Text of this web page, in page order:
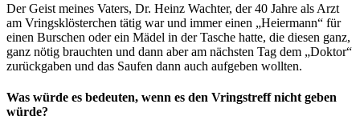
Der Geist meines Vaters, Dr. Heinz Wachter, der 40 Jahre als Arzt
am Vringsklösterchen tätig war und immer einen „Heiermann“ für
einen Burschen oder ein Mädel in der Tasche hatte, die diesen ganz,
ganz nötig brauchten und dann aber am nächsten Tag dem „Doktor“
zurückgaben und das Saufen dann auch aufgeben wollten.
Was würde es bedeuten, wenn es den Vringstreff nicht geben
würde?